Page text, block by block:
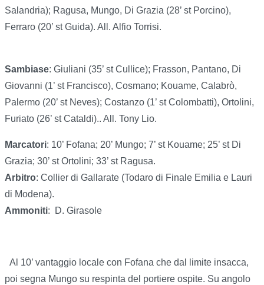
Salandria); Ragusa, Mungo, Di Grazia (28’ st Porcino),
Ferraro (20’ st Guida). All. Alfio Torrisi.
Sambiase: Giuliani (35’ st Cullice); Frasson, Pantano, Di
Giovanni (1’ st Francisco), Cosmano; Kouame, Calabrò,
Palermo (20’ st Neves); Costanzo (1’ st Colombatti), Ortolini,
Furiato (26’ st Cataldi).. All. Tony Lio.
Marcatori: 10’ Fofana; 20’ Mungo; 7’ st Kouame; 25’ st Di
Grazia; 30’ st Ortolini; 33’ st Ragusa.
Arbitro: Collier di Gallarate (Todaro di Finale Emilia e Lauri
di Modena).
Ammoniti: D. Girasole
Al 10’ vantaggio locale con Fofana che dal limite insacca,
poi segna Mungo su respinta del portiere ospite. Su angolo